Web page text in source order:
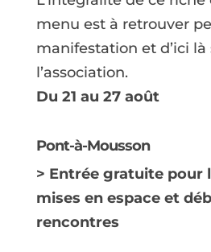
menu est à retrouver
manifestation et d’ici là
l’association.
Du 21 au 27 août
Pont-à-Mousson
> Entrée gratuite pour
mises en espace et
rencontres